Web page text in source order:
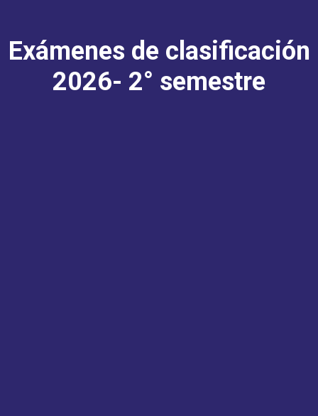
Exámenes de clasificación
2026- 2° semestre